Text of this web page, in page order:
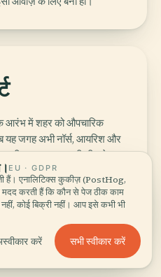
के आरंभ में शहर को औपचारिक
यह जगह अभी नॉर्स, आयरिश और
अपनी जगह तय कर रही थी। वे
धर्माधिकारियों वाले लिमरिक
तो वह पुराना शहर दूर नहीं
EU · GDPR
हैं। एनालिटिक्स कुकीज़ (PostHog,
करती हैं कि कौन से पेज ठीक काम
कोई बिक्री नहीं। आप इसे कभी भी
करें सभी स्वीकार करें